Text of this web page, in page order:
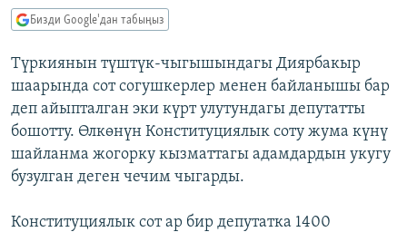
ЭКСПЕРТТЕР ТАЛДАЙТ
БИЗ ЖАНА ДҮЙНӨ
ДАНИСТЕ
ЭЖЕ-СИҢДИЛЕР
ӨЗГӨЧӨ ПИКИР
Русский
ОНЛАЙН ШЕРИНЕ
Бизди Google'дан табыңыз
Түркиянын түштүк-чыгышындагы Диярбакыр
шаарында сот согушкерлер менен байланышы бар
деп айыпталган эки күрт улутундагы депутатты
бошотту. Өлкөнүн Конституциялык соту жума күнү
шайланма жогорку кызматтагы адамдардын укугу
бузулган деген чечим чыгарды.
Конституциялык сот ар бир депутатка 1400